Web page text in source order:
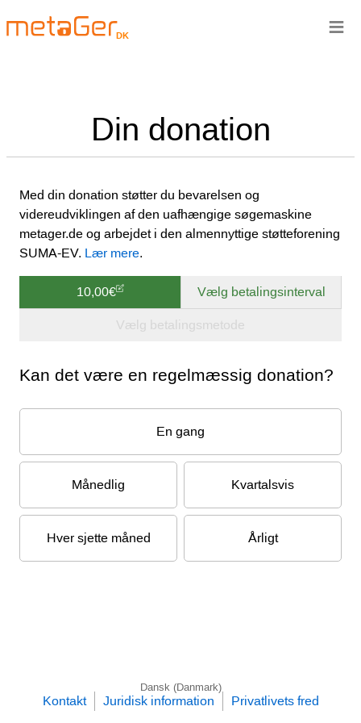
DK
Din donation
Med din donation støtter du bevarelsen og
videreudviklingen af den uafhængige søgemaskine
metager.de og arbejdet i den almennyttige støtteforening
SUMA-EV. Lær mere.
10,00€ Vælg betalingsinterval
Vælg betalingsmetode
Kan det være en regelmæssig donation?
En gang
Månedlig Kvartalsvis
Hver sjette måned Årligt
≡
Dansk (Danmark)
Kontakt Juridisk information Privatlivets fred